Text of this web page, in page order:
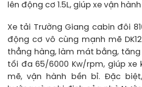
lên động cơ 1.5L, giúp xe vận
Xe tải Trường Giang cabin đôi
động cơ vô cùng mạnh mẽ
thẳng hàng, làm mát bằng,
tối đa 65/6000 Kw/rpm, giúp xe
mẽ, vận hành bền bỉ. Đặc